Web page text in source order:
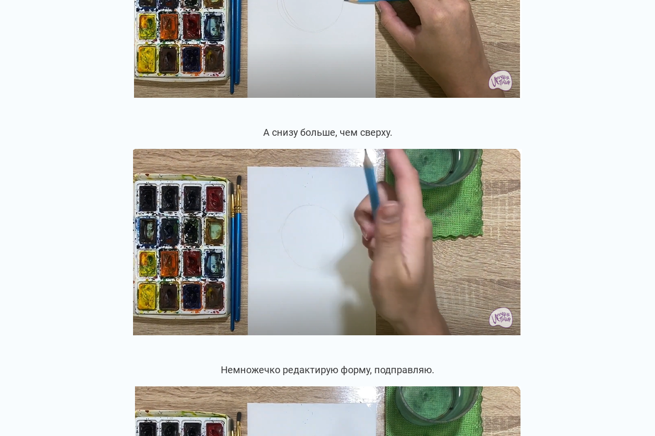
А снизу больше, чем сверху.
Немножечко редактирую форму, подправляю.